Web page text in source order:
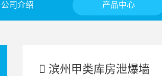
公司介绍 产品中心
滨州甲类库房泄爆墙